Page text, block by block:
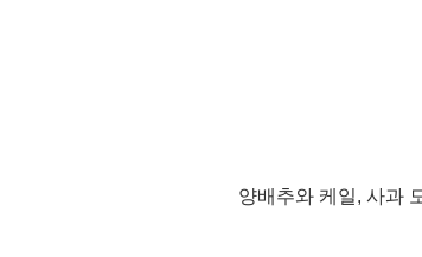
양배추와 케일, 사과